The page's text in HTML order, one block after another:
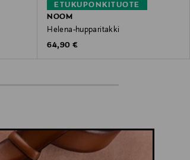
ETUKUPONKITUOTE
NOOM
Helena-hupparitakki
Original Price
64,90 €